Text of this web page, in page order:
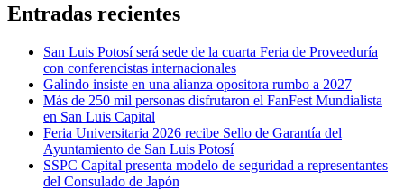
Entradas recientes
San Luis Potosí será sede de la cuarta Feria de Proveeduría
con conferencistas internacionales
Galindo insiste en una alianza opositora rumbo a 2027
Más de 250 mil personas disfrutaron el FanFest Mundialista
en San Luis Capital
Feria Universitaria 2026 recibe Sello de Garantía del
Ayuntamiento de San Luis Potosí
SSPC Capital presenta modelo de seguridad a representantes
del Consulado de Japón